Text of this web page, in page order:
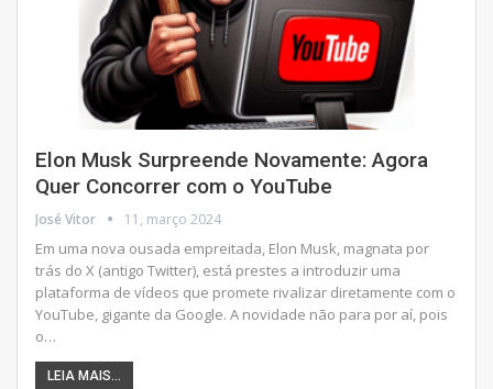
Elon Musk Surpreende Novamente: Agora
Quer Concorrer com o YouTube
José Vitor 11, março 2024
Em uma nova ousada empreitada, Elon Musk, magnata por
trás do X (antigo Twitter), está prestes a introduzir uma
plataforma de vídeos que promete rivalizar diretamente com o
YouTube, gigante da Google. A novidade não para por aí, pois
o…
LEIA MAIS...